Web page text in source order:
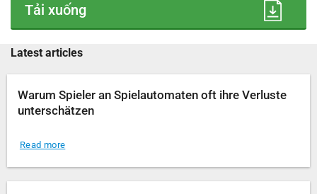
Tải xuống
Latest articles
Warum Spieler an Spielautomaten oft ihre Verluste
unterschätzen
Read more